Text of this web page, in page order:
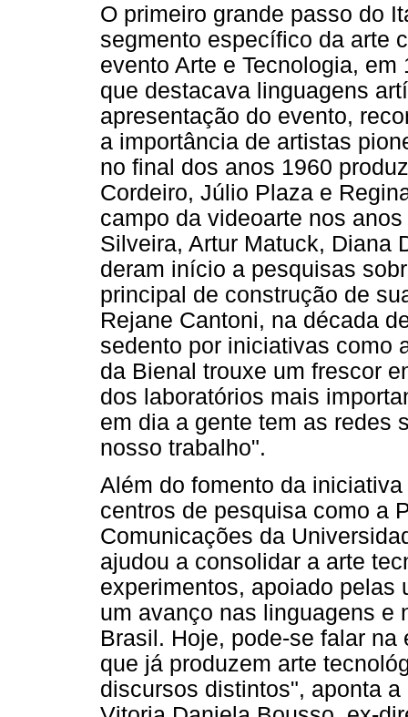
O primeiro grande passo do
segmento específico da arte
evento Arte e Tecnologia,
que destacava linguagens
apresentação do evento,
a importância de artistas
no final dos anos 1960
Cordeiro, Júlio Plaza e
campo da videoarte nos
Silveira, Artur Matuck, Diana
deram início a pesquisas
principal de construção de
Rejane Cantoni, na década
sedento por iniciativas como
da Bienal trouxe um frescor
dos laboratórios mais
em dia a gente tem as redes
nosso trabalho".
Além do fomento da
centros de pesquisa como a
Comunicações da
ajudou a consolidar a arte
experimentos, apoiado pelas
um avanço nas linguagens e
Brasil. Hoje, pode-se falar
que já produzem arte
discursos distintos", aponta